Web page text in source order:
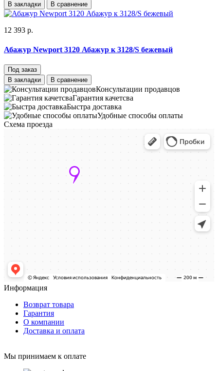
В закладки
В сравнение
12 393 р.
Абажур Newport 3120 Абажур к 3128/S бежевый
Под заказ
В закладки
В сравнение
Консультации продавцов
Гарантия качетсва
Быстра доставка
Удобные способы оплаты
Схема проезда
Информация
Возврат товара
Гарантия
О компании
Доставка и оплата
Мы принимаем к оплате